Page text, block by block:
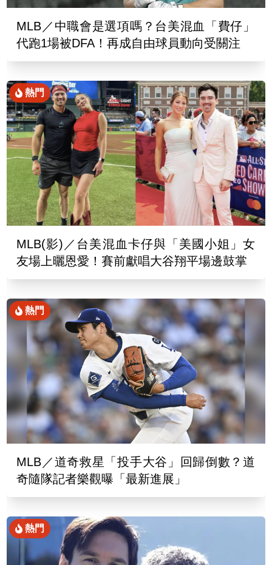
MLB／中職會是選項嗎？台美混血「費仔」
代跑1場被DFA！再成自由球員動向受關注
熱門
MLB(影)／台美混血卡仔與「美國小姐」女
友場上曬恩愛！賽前獻唱大谷翔平場邊鼓掌
熱門
MLB／道奇救星「投手大谷」回歸倒數？道
奇隨隊記者樂觀曝「最新進展」
熱門